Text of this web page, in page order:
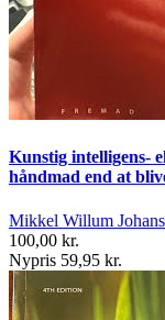
Kunstig intelligens-
håndmad end at
Mikkel Willum
100,00 kr.
Nypris 59,95 kr.